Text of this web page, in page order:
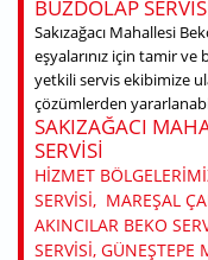
BUZDOLAP
Sakızağacı Mahallesi
eşyalarınız için tamir ve
yetkili servis ekibimize
çözümlerden
SAKIZAĞACI
SERVISI
HIZMET
SERVISI, MAREŞAL
AKINCILAR BEKO
SERVISI, GÜNEŞTEPE